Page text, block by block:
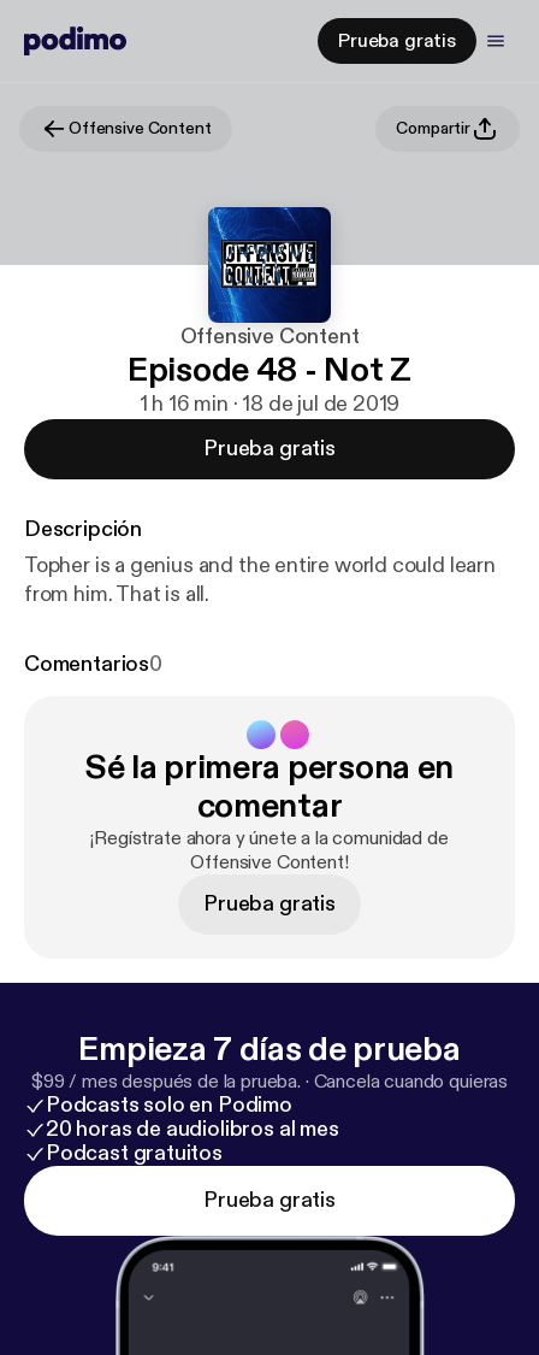
Prueba gratis
Offensive Content Compartir
Offensive Content
Episode 48 - Not Z
1 h 16 min · 18 de jul de 2019
Prueba gratis
Descripción
Topher is a genius and the entire world could learn
from him. That is all.
Comentarios0
Sé la primera persona en
comentar
¡Regístrate ahora y únete a la comunidad de
Offensive Content!
Prueba gratis
Empieza 7 días de prueba
$99 / mes después de la prueba. · Cancela cuando quieras
Podcasts solo en Podimo
20 horas de audiolibros al mes
Podcast gratuitos
Prueba gratis